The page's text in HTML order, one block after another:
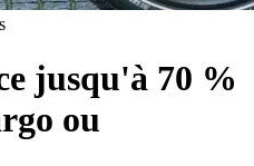
jusqu'à 70 %
ou